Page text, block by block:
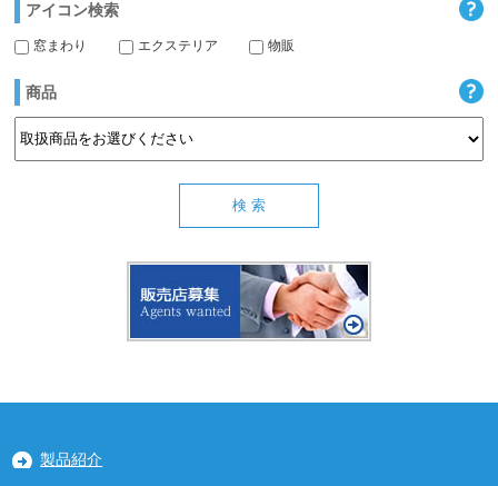
アイコン検索
窓まわり エクステリア 物販
商品
製品紹介